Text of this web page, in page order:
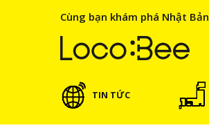
Cùng bạn khám phá Nhật Bản
TIN TỨC